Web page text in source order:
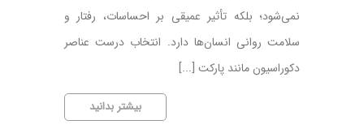
نمی‌شود؛ بلکه تأثیر عمیقی بر احساسات، رفتار و
سلامت روانی انسان‌ها دارد. انتخاب درست عناصر
دکوراسیون مانند پارکت [...]
بیشتر بدانید